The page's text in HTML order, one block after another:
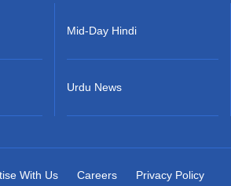
Mid-Day Hindi
Urdu News
With Us Careers Privacy Policy